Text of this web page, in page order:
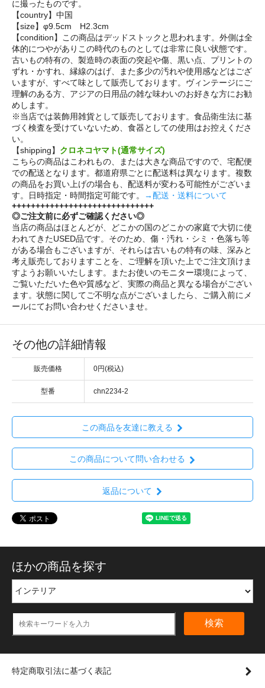
に撮ったものです。
【country】中国
【size】φ9.5cm H2.3cm
【condition】この商品はデッドストックと思われます。外側は全
体的につやがありこの時代のものとしては非常に良い状態です。
古いもの特有の、製造時の表面の突起や傷、黒い点、プリントの
ずれ・かすれ、縁線のはげ、また多少の汚れや使用感などはござ
いますが、すべて味として販売しております。ヴィンテージにご
理解のある方、アジアの日用品の雑な味わいのお好きな方にお勧
めします。
※当店では装飾用雑貨として販売しております。食品衛生法に基
づく検査を受けていないため、食器としての使用はお控えくださ
い。
【shipping】 クロネコヤマト(通常サイズ)
こちらの商品はこわれもの、または大きな商品ですので、宅配便
での配送となります。都道府県ごとに配送料は異なります。複数
の商品をお買い上げの場合も、配送料が変わる可能性がございま
す。日時指定・時間指定可能です。
→配送・送料について
++++++++++++++++++++++++++++++
◎ご注文前に必ずご確認ください◎
当店の商品はほとんどが、どこかの国のどこかの家庭で大切に使
われてきたUSED品です。そのため、傷・汚れ・シミ・色落ち等
がある場合もございますが、それらは古いもの特有の味、深みと
考え販売しておりますことを、ご理解を頂いた上でご注文頂けま
すようお願いいたします。またお使いのモニター環境によって、
ご覧いただいた色や質感など、実際の商品と異なる場合がござい
ます。状態に関してご不明な点がございましたら、ご購入前にメ
ールにてお問い合わせくださいませ。
その他の詳細情報
販売価格 0円(税込)
型番 chn2234-2
この商品を友達に教える
この商品について問い合わせる
返品について
ほかの商品を探す
検索
特定商取引法に基づく表記